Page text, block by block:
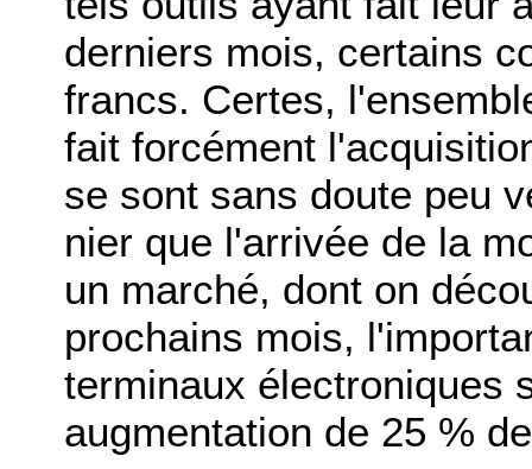
derniers mois, certains
francs. Certes,
fait forcément
se sont sans doute peu
nier que l'arrivée de la
un marché, dont on
prochains mois,
terminaux électroniques
augmentation de 25 %